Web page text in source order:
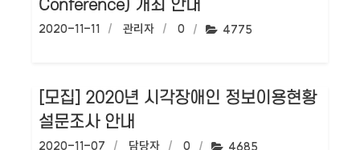
Conference) 개최 안내
작성일:
2020-11-11 작성자:
관리자 댓글수:
0 조회수:
4775
[모집] 2020년 시각장애인 정보이용현황
설문조사 안내
작성일:
2020-11-07 작성자:
담당자 댓글수:
0 조회수:
4685